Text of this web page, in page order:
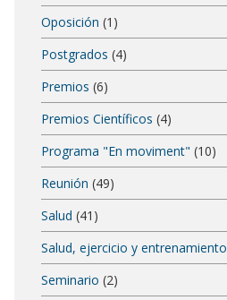
Oposición (1)
Postgrados (4)
Premios (6)
Premios Científicos (4)
Programa "En moviment" (10)
Reunión (49)
Salud (41)
Salud, ejercicio y entrenamiento
Seminario (2)